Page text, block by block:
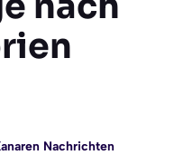
Nachrichten